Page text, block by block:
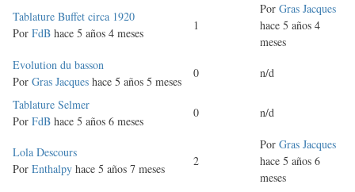
Discusión
normal
Tablature Buffet circa 1920
Por FdB hace 5 años 4 meses
1
Por Gras Jacques
hace 5 años 4
meses
Discusión
normal
Evolution du basson
Por Gras Jacques hace 5 años 5 meses
0 n/d
Discusión
normal
Tablature Selmer
Por FdB hace 5 años 6 meses
0 n/d
Discusión
normal
Lola Descours
Por Enthalpy hace 5 años 7 meses
2
Por Gras Jacques
hace 5 años 6
meses